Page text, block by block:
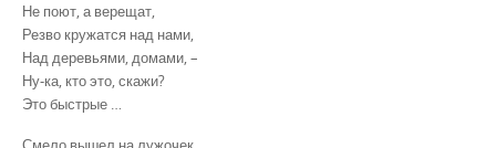
Не поют, а верещат,
Резво кружатся над нами,
Над деревьями, домами, –
Ну-ка, кто это, скажи?
Это быстрые …